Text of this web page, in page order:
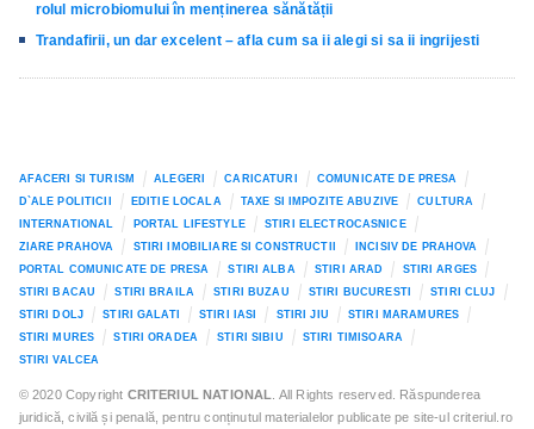
rolul microbiomului în menținerea sănătății
Trandafirii, un dar excelent – afla cum sa ii alegi si sa ii ingrijesti
AFACERI SI TURISM ALEGERI CARICATURI
COMUNICATE DE PRESA
D`ALE POLITICII
EDITIE LOCALA TAXE SI IMPOZITE ABUZIVE
CULTURA
INTERNATIONAL
PORTAL LIFESTYLE
STIRI ELECTROCASNICE
ZIARE PRAHOVA
STIRI IMOBILIARE SI CONSTRUCTII
INCISIV DE PRAHOVA
PORTAL COMUNICATE DE PRESA
STIRI ALBA STIRI ARAD
STIRI ARGES
STIRI BACAU
STIRI BRAILA STIRI BUZAU STIRI BUCURESTI
STIRI CLUJ
STIRI DOLJ
STIRI GALATI STIRI IASI STIRI JIU
STIRI MARAMURES
STIRI MURES
STIRI ORADEA STIRI SIBIU
STIRI TIMISOARA
STIRI VALCEA
© 2020 Copyright CRITERIUL NATIONAL . All Rights reserved. Răspunderea
juridică, civilă și penală, pentru conținutul materialelor publicate pe site-ul criteriul.ro